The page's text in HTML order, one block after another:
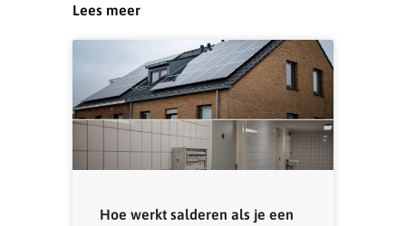
Lees meer
Hoe werkt salderen als je een